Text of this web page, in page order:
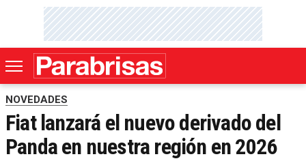
NOVEDADES
Fiat lanzará el nuevo derivado del
Panda en nuestra región en 2026